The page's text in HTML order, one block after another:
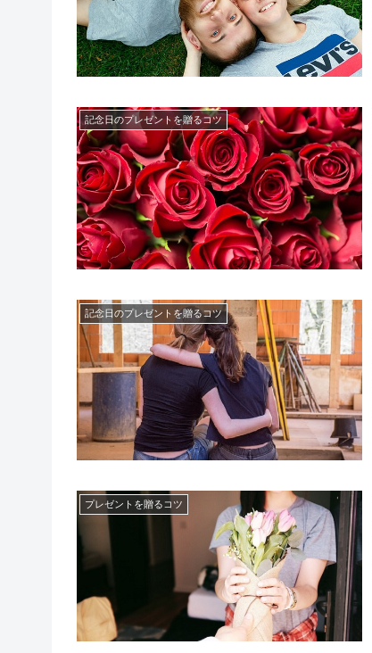
記念日のプレゼントを贈るコツ
記念日のプレゼントを贈るコツ
プレゼントを贈るコツ